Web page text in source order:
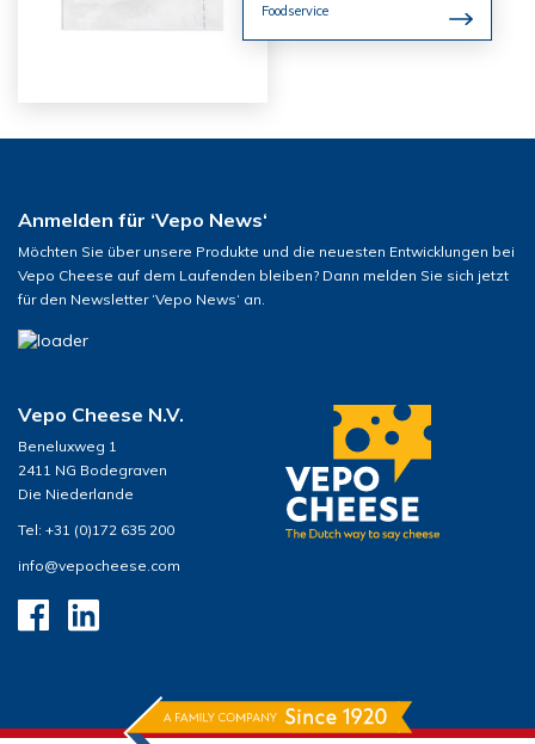
Foodservice
Anmelden für ‘Vepo News‘
Möchten Sie über unsere Produkte und die neuesten Entwicklungen bei
Vepo Cheese auf dem Laufenden bleiben? Dann melden Sie sich jetzt
für den Newsletter ‘Vepo News‘ an.
Vepo Cheese N.V.
Beneluxweg 1
2411 NG Bodegraven
Die Niederlande
Tel: +31 (0)172 635 200
info@vepocheese.com